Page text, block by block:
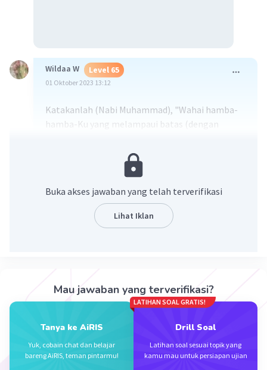
Wildaa W Level 65
01 Oktober 2023 13:12
Katakanlah (Nabi Muhammad), "Wahai hamba-
hamba-Ku yang melampaui batas (dengan
asa dari rahmat Allah.Sesungguhnya
dosa semuanya
Pengampun
Penyayang."
yang aku bold yaaa
Nuraeni N
01 Oktober 2023 13:15
Iyah ka makasih banyak Kaka ❤️
Buka akses jawaban yang telah terverifikasi
Lihat Iklan
Mau jawaban yang terverifikasi?
Tanya ke AiRIS
Yuk, cobain chat dan belajar
bareng AiRIS, teman pintarmu!
LATIHAN SOAL GRATIS!
Drill Soal
Latihan soal sesuai topik yang
kamu mau untuk persiapan ujian